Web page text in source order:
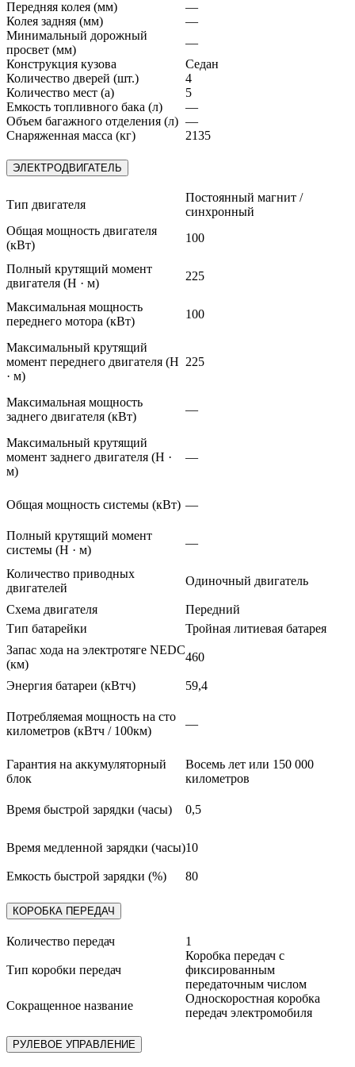
Передняя колея (мм)
—
Колея задняя (мм)
—
Минимальный дорожный
просвет (мм)
—
Конструкция кузова
Седан
Количество дверей (шт.)
4
Количество мест (а)
5
Емкость топливного бака (л)
—
Объем багажного отделения (л) —
Снаряженная масса (кг)
2135
ЭЛЕКТРОДВИГАТЕЛЬ
Тип двигателя
Постоянный магнит /
синхронный
Общая мощность двигателя
(кВт)
100
Полный крутящий момент
двигателя (Н · м)
225
Максимальная мощность
переднего мотора (кВт)
100
Максимальный крутящий
момент переднего двигателя (Н
· м)
225
Максимальная мощность
заднего двигателя (кВт)
—
Максимальный крутящий
момент заднего двигателя (Н ·
м)
—
Общая мощность системы (кВт) —
Полный крутящий момент
системы (Н · м)
—
Количество приводных
двигателей
Одиночный двигатель
Схема двигателя
Передний
Тип батарейки
Тройная литиевая батарея
Запас хода на электротяге NEDC
(км)
460
Энергия батареи (кВтч) 59,4
Потребляемая мощность на сто
километров (кВтч / 100км)
—
Гарантия на аккумуляторный
блок
Восемь лет или 150 000
километров
Время быстрой зарядки (часы) 0,5
Время медленной зарядки (часы)10
Емкость быстрой зарядки (%) 80
КОРОБКА ПЕРЕДАЧ
Количество передач 1
Тип коробки передач
Коробка передач с
фиксированным
передаточным числом
Сокращенное название
Односкоростная коробка
передач электромобиля
РУЛЕВОЕ УПРАВЛЕНИЕ